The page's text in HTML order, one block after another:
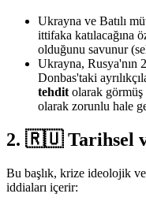
Ukrayna ve Batılı
ittifaka katılacağına
olduğunu savunur
Ukrayna, Rusya'nın
Donbas'taki
tehdit olarak
olarak zorunlu hale
2. 🇷🇺 Tarihsel
Bu başlık, krize ideolojik
iddiaları içerir: